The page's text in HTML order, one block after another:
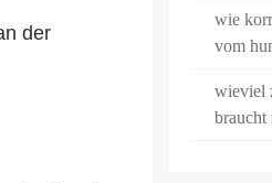
der
wie
vom
wieviel
braucht